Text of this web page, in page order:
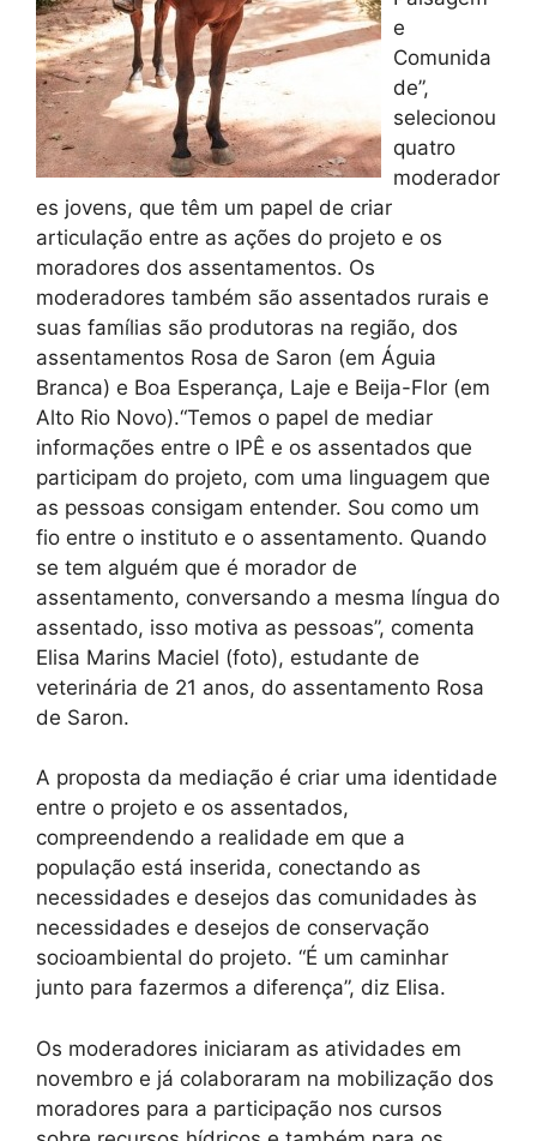
e
Comunida
de”,
selecionou
quatro
moderador
es jovens, que têm um papel de criar
articulação entre as ações do projeto e os
moradores dos assentamentos. Os
moderadores também são assentados rurais e
suas famílias são produtoras na região, dos
assentamentos Rosa de Saron (em Águia
Branca) e Boa Esperança, Laje e Beija-Flor (em
Alto Rio Novo).“Temos o papel de mediar
informações entre o IPÊ e os assentados que
participam do projeto, com uma linguagem que
as pessoas consigam entender. Sou como um
fio entre o instituto e o assentamento. Quando
se tem alguém que é morador de
assentamento, conversando a mesma língua do
assentado, isso motiva as pessoas”, comenta
Elisa Marins Maciel (foto), estudante de
veterinária de 21 anos, do assentamento Rosa
de Saron.
A proposta da mediação é criar uma identidade
entre o projeto e os assentados,
compreendendo a realidade em que a
população está inserida, conectando as
necessidades e desejos das comunidades às
necessidades e desejos de conservação
socioambiental do projeto. “É um caminhar
junto para fazermos a diferença”, diz Elisa.
Os moderadores iniciaram as atividades em
novembro e já colaboraram na mobilização dos
moradores para a participação nos cursos